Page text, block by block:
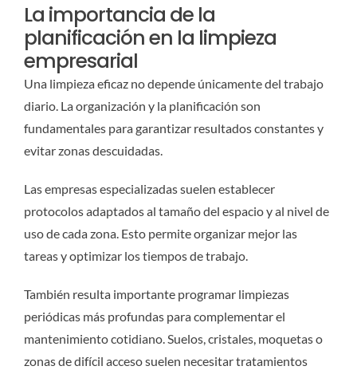
La importancia de la
planificación en la limpieza
empresarial
Una limpieza eficaz no depende únicamente del trabajo
diario. La organización y la planificación son
fundamentales para garantizar resultados constantes y
evitar zonas descuidadas.
Las empresas especializadas suelen establecer
protocolos adaptados al tamaño del espacio y al nivel de
uso de cada zona. Esto permite organizar mejor las
tareas y optimizar los tiempos de trabajo.
También resulta importante programar limpiezas
periódicas más profundas para complementar el
mantenimiento cotidiano. Suelos, cristales, moquetas o
zonas de difícil acceso suelen necesitar tratamientos